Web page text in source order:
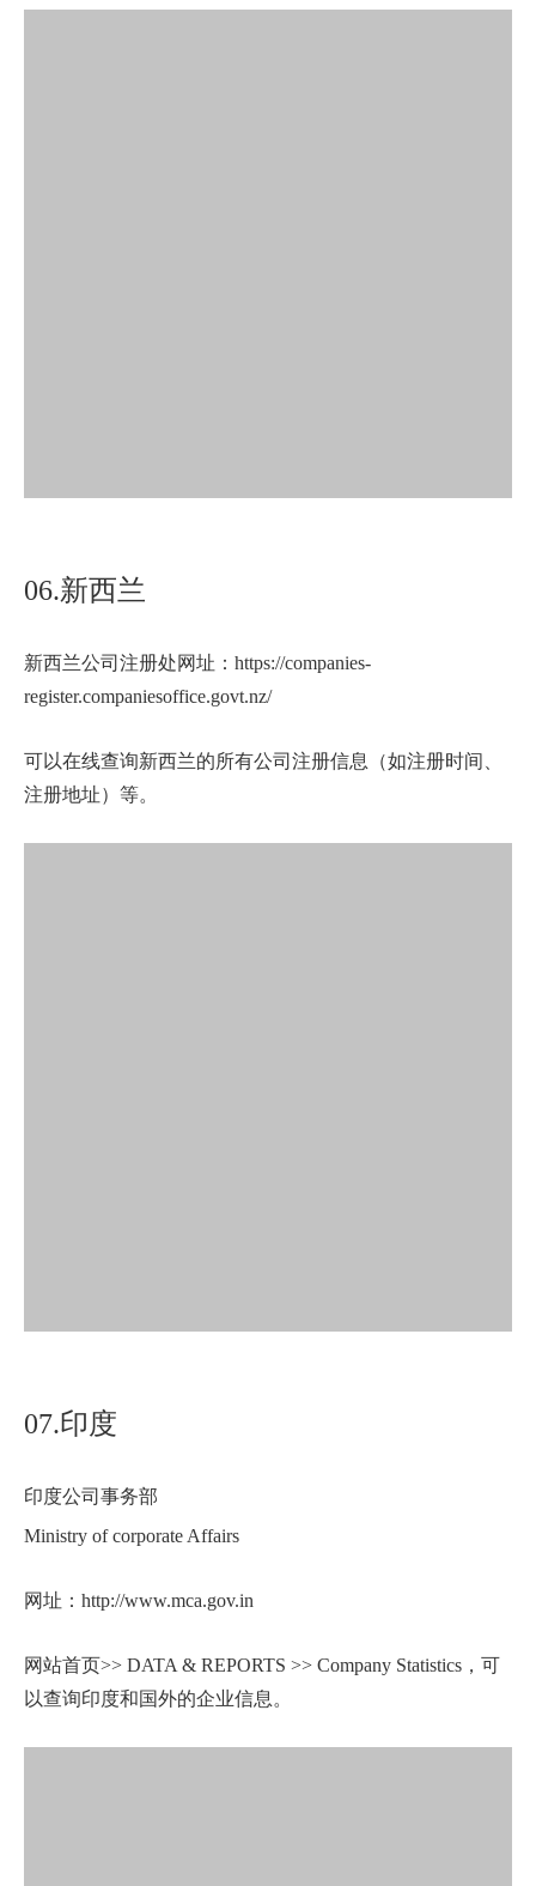
06.新西兰
新西兰公司注册处网址：https://companies-
register.companiesoffice.govt.nz/
可以在线查询新西兰的所有公司注册信息（如注册时间、
注册地址）等。
07.印度
印度公司事务部
Ministry of corporate Affairs
网址：http://www.mca.gov.in
网站首页>> DATA & REPORTS >> Company Statistics，可
以查询印度和国外的企业信息。